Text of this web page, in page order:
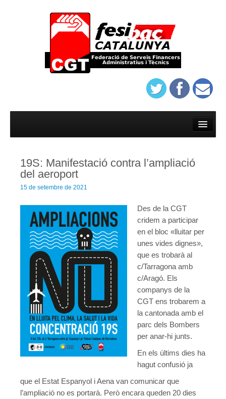
On trobar-nos
Estatuts del sindicat de banca de Barcelona
Protocol d’assatjament de Banca
On trobar-nos
Agenda
Convenis
Activitats administratives
Conveni Col·lectiu de Consultoria i Estudis de Mercat i
Conveni Col·lectiu d’Enginyeria i Oficines d’Estudis Tècnics
Conveni Col·lectiu d’Oficines i Despatxos 2019-2021
Conveni Col·lectiu d’Assegurances 2016-2019
19S: Manifestació contra l’ampliació
del aeroport
15 de setembre de 2021
Des de la CGT
cridem a participar
en el bloc «lluitar per
unes vides dignes»,
que es trobarà al
c/Tarragona amb
c/Aragó. Els
companys de la
CGT ens trobarem a
la cantonada amb el
parc dels Bombers
per anar-hi junts.
En els últims dies ha
hagut confusió ja
que el Estat Espanyol i Aena van comunicar que
l’ampliació no es portarà. Però encara queden 20 dies